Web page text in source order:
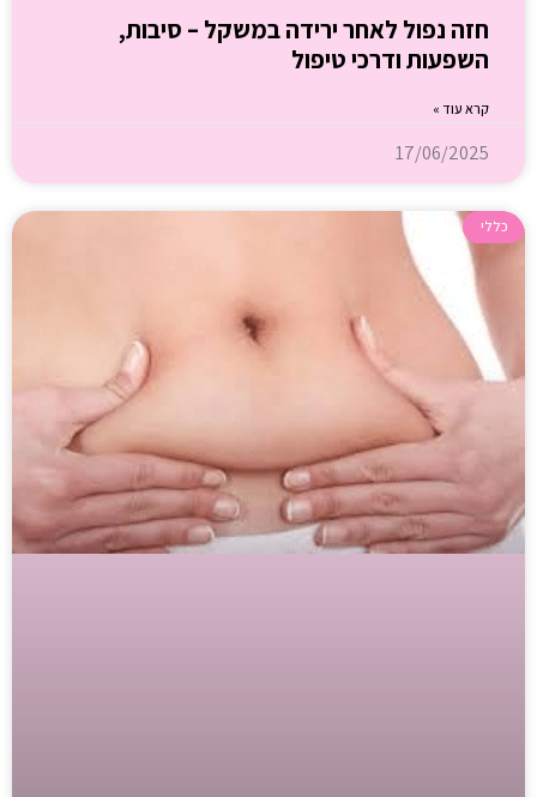
חזה נפול לאחר ירידה במשקל – סיבות,
השפעות ודרכי טיפול
קרא עוד »
17/06/2025
כללי